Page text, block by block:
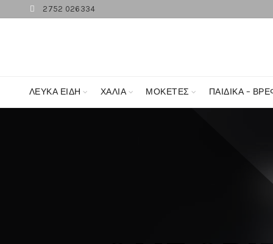
2752 026334
ΛΕΥΚΆ ΕΊΔΗ ΧΑΛΙΑ ΜΟΚΕΤΕΣ ΠΑΙΔΙΚΑ –